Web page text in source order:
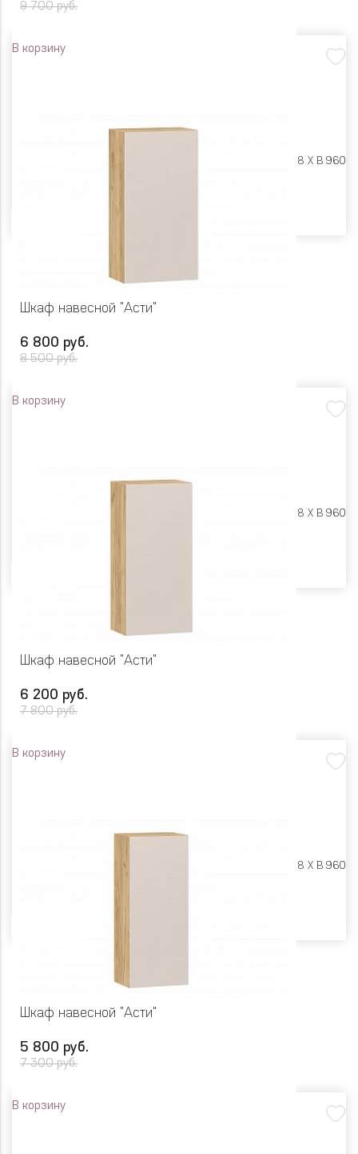
9 700 руб.
В корзину
Ш 600 X Г 318 X В 960
Шкаф навесной "Асти"
6 800 руб.
8 500 руб.
В корзину
Ш 500 X Г 318 X В 960
Шкаф навесной "Асти"
6 200 руб.
7 800 руб.
В корзину
Ш 450 X Г 318 X В 960
Шкаф навесной "Асти"
5 800 руб.
7 300 руб.
В корзину